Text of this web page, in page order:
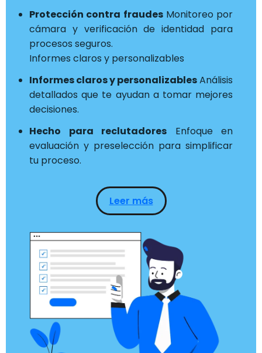
Protección contra fraudesMonitoreo por
cámara y verificación de identidad para
procesos seguros.
Informes claros y personalizables
Informes claros y personalizablesAnálisis
detallados que te ayudan a tomar mejores
decisiones.
Hecho para reclutadores Enfoque en
evaluación y preselección para simplificar
tu proceso.
Leer más